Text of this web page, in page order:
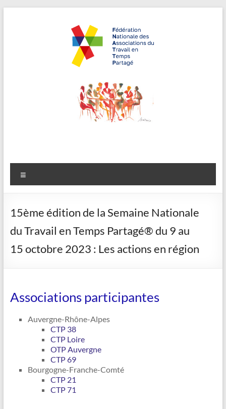
FNATTP,
Fédération
Nationale
Associations
du Travail en
Temps
Partagé
15ème édition de la Semaine Nationale
du Travail en Temps Partagé® du 9 au
15 octobre 2023 : Les actions en région
Associations participantes
Auvergne-Rhône-Alpes
CTP 38
CTP Loire
OTP Auvergne
CTP 69
Bourgogne-Franche-Comté
CTP 21
CTP 71